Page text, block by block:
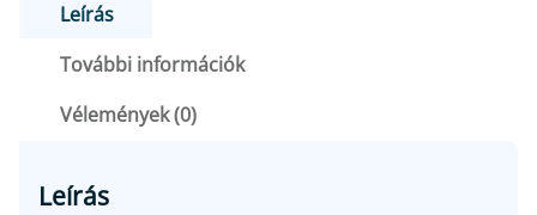
,
×
Leírás
További információk
Vélemények (0)
Leírás